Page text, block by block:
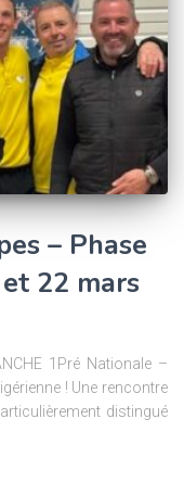
– Phase
22 mars
1Pré Nationale –
! Une rencontre
distingué